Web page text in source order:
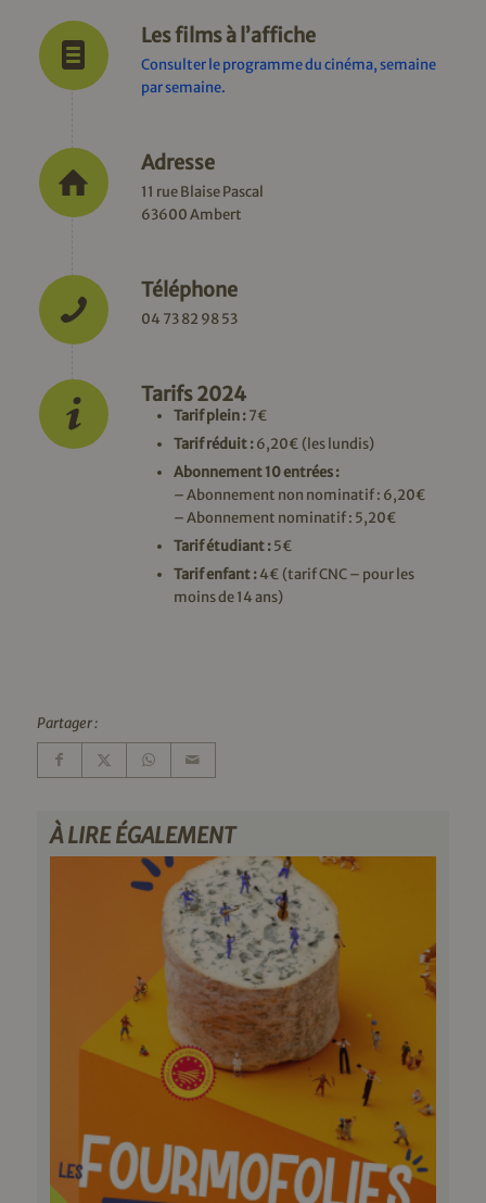
Les films à l’affiche
Consulter le programme du cinéma, semaine
par semaine.
Adresse
11 rue Blaise Pascal
63600 Ambert
Téléphone
04 73 82 98 53
Tarifs 2024
Tarif plein :7€
Tarif réduit :6,20€ (les lundis)
Abonnement 10 entrées :
– Abonnement non nominatif : 6,20€
– Abonnement nominatif : 5,20€
Tarif étudiant :5€
Tarif enfant :4€ (tarif CNC – pour les
moins de 14 ans)
Partager :
À LIRE ÉGALEMENT